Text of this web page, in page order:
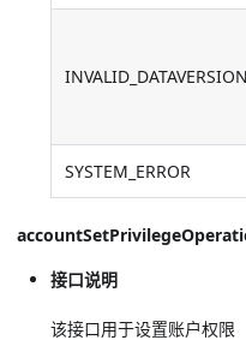
SYSTEM_ERROR
接口说明
该接口用于设置账户权限